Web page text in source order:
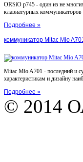
ORSiO p745 - один из не
клавиатурных коммуникаторов
Подробнее »
коммуникатор Mitac Mio A701
Mitac Mio A701 - последний и
характеристикам и дизайну
Подробнее »
© 2014